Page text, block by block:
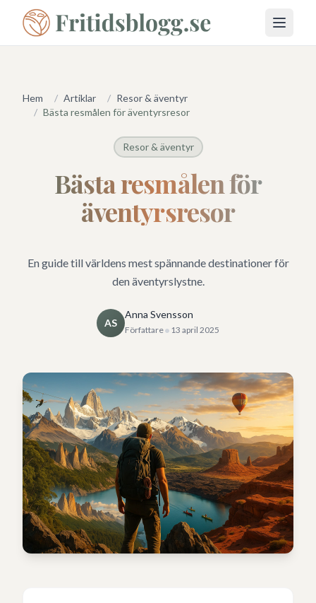
Öppna
Hem / Artiklar / Resor & äventyr
/ Bästa resmålen för äventyrsresor
Resor & äventyr
Bästa resmålen för
äventyrsresor
En guide till världens mest spännande destinationer för
den äventyrslystne.
AS
Anna Svensson
Författare• 13 april 2025